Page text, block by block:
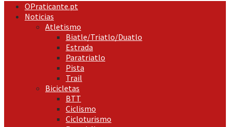
Primary
Menu
OPraticante.pt
Noticias
Atletismo
Biatle/Triatlo/Duatlo
Estrada
Paratriatlo
Pista
Trail
Bicicletas
BTT
Ciclismo
Cicloturismo